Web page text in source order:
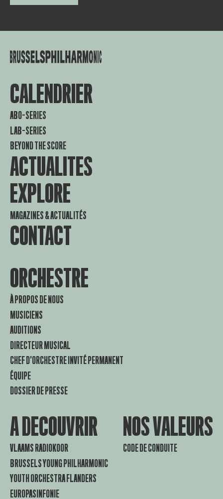
CALENDRIER
ABO-SERIES
LAB-SERIES
BEYOND THE SCORE
ACTUALITES
EXPLORE
MAGAZINES & ACTUALITÉS
CONTACT
ORCHESTRE
À PROPOS DE NOUS
MUSICIENS
AUDITIONS
DIRECTEUR MUSICAL
CHEF D’ORCHESTRE INVITÉ PERMANENT
ÉQUIPE
DOSSIER DE PRESSE
A DECOUVRIR
VLAAMS RADIOKOOR
BRUSSELS YOUNG PHILHARMONIC
YOUTH ORCHESTRA FLANDERS
EUROPASINFONIE
NOS VALEURS
CODE DE CONDUITE